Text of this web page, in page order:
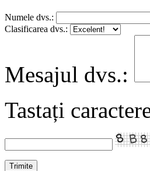
Numele dvs.:
Clasificarea dvs.:
Mesajul dvs.:
Tastați